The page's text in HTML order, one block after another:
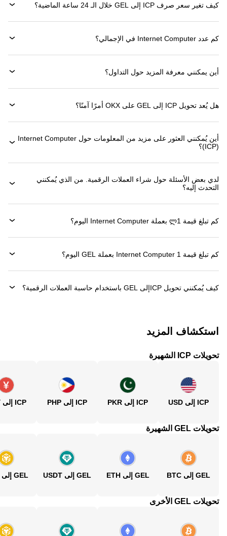
كيف تغير سعر صرف ICP إلى GEL خلال الـ 24 ساعة الماضية؟
كم عدد Internet Computer في الإجمالي؟
أين يمكنني معرفة المزيد حول التداول؟
هل يُعد تحويل ICP إلى GEL على OKX أمرًا آمنًا؟
أين يُمكنني العثور على مزيد من المعلومات حول ‏Internet Computer
(‏ICP)؟
لدي بعض الأسئلة حول شراء العملات الرقمية. من الذي يُمكنني
التحدث إليه؟
كم تبلغ قيمة 1‏ლ بعملة ‏Internet Computer اليوم؟
كم تبلغ قيمة 1 ‏Internet Computer بعملة ‏GEL اليوم؟
كيف يُمكنني تحويل ‏ICPإلى ‏GEL باستخدام حاسبة العملات الرقمية؟
استكشاف المزيد
تحويلات ICP الشهيرة
ICP إلى USD ICP إلى PKR ICP إلى PHP ICP إلى CNY
تحويلات GEL الشهيرة
GEL إلى BTC GEL إلى ETH GEL إلى USDT GEL إلى BNB
تحويلات GEL الأخرى